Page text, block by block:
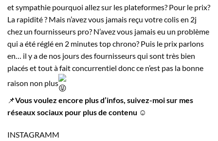
et sympathie pourquoi allez sur les plateformes? Pour le prix?
La rapidité ? Mais n’avez vous jamais reçu votre colis en 2j
chez un fournisseurs pro? N’avez vous jamais eu un problème
qui a été réglé en 2 minutes top chrono? Puis le prix parlons
en… il y a de nos jours des fournisseurs qui sont très bien
placés et tout à fait concurrentiel donc ce n’est pas la bonne
raison non plus
📌Vous voulez encore plus d’infos, suivez-moi sur mes
réseaux sociaux pour plus de contenu ☺️
INSTAGRAMM